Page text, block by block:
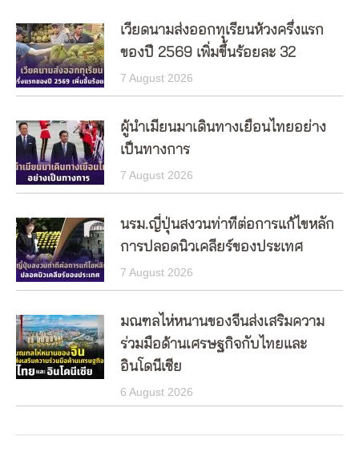
เวียดนามส่งออกทุเรียนห้วงครึ่งแรก
ของปี 2569 เพิ่มขึ้นร้อยละ 32
7 August 2026
ผู้นำเมียนมาเดินทางเยือนไทยอย่าง
เป็นทางการ
7 August 2026
นรม.ญี่ปุ่นสงวนท่าทีต่อการแก้ไขหลัก
การปลอดนิวเคลียร์ของประเทศ
7 August 2026
มณฑลไห่หนานของจีนส่งเสริมความ
ร่วมมือด้านเศรษฐกิจกับไทยและ
อินโดนีเซีย
6 August 2026